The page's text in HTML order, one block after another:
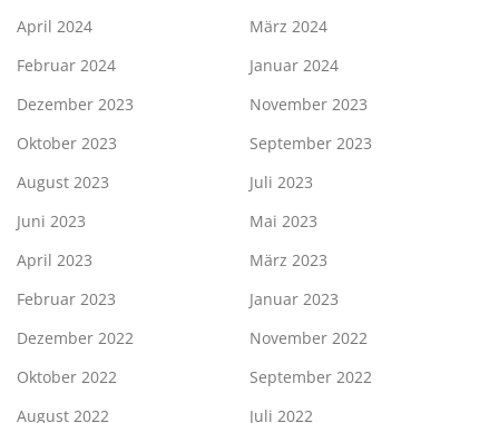
April 2024
März 2024
Februar 2024
Januar 2024
Dezember 2023
November 2023
Oktober 2023
September 2023
August 2023
Juli 2023
Juni 2023
Mai 2023
April 2023
März 2023
Februar 2023
Januar 2023
Dezember 2022
November 2022
Oktober 2022
September 2022
August 2022
Juli 2022